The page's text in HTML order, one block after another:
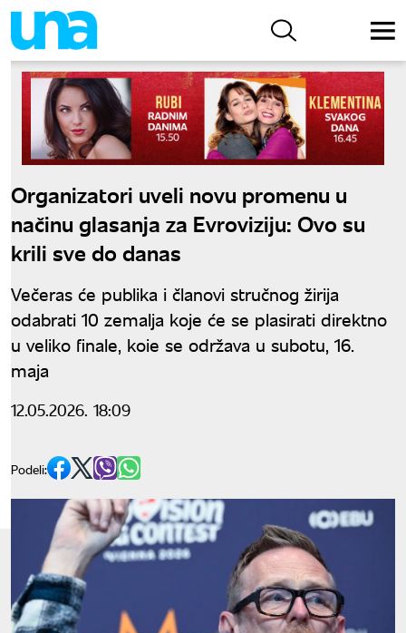
Organizatori uveli novu promenu u
načinu glasanja za Evroviziju: Ovo su
krili sve do danas
Večeras će publika i članovi stručnog žirija
odabrati 10 zemalja koje će se plasirati direktno
u veliko finale, koie se održava u subotu, 16.
maja
12.05.2026. 18:09
Podeli: